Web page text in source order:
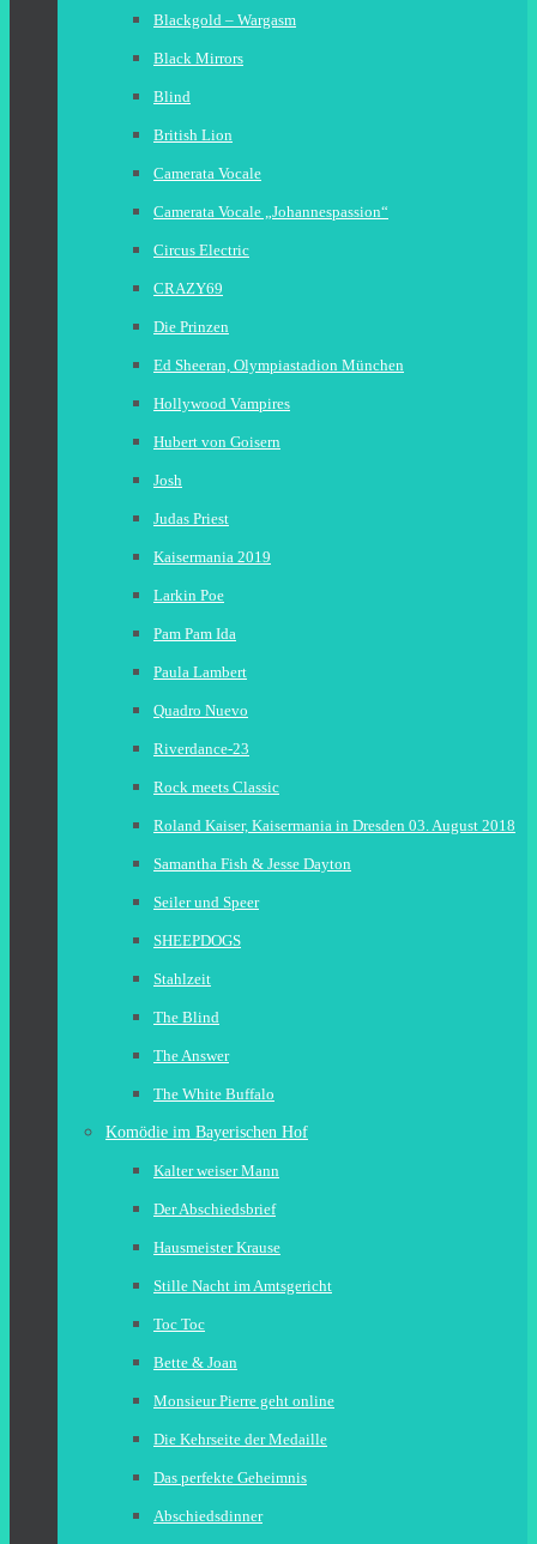
Blackgold – Wargasm
Black Mirrors
Blind
British Lion
Camerata Vocale
Camerata Vocale „Johannespassion“
Circus Electric
CRAZY69
Die Prinzen
Ed Sheeran, Olympiastadion München
Hollywood Vampires
Hubert von Goisern
Josh
Judas Priest
Kaisermania 2019
Larkin Poe
Pam Pam Ida
Paula Lambert
Quadro Nuevo
Riverdance-23
Rock meets Classic
Roland Kaiser, Kaisermania in Dresden 03. August 2018
Samantha Fish & Jesse Dayton
Seiler und Speer
SHEEPDOGS
Stahlzeit
The Blind
The Answer
The White Buffalo
Komödie im Bayerischen Hof
Kalter weiser Mann
Der Abschiedsbrief
Hausmeister Krause
Stille Nacht im Amtsgericht
Toc Toc
Bette & Joan
Monsieur Pierre geht online
Die Kehrseite der Medaille
Das perfekte Geheimnis
Abschiedsdinner